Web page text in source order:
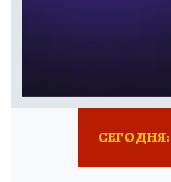
СЕГОДНЯ: